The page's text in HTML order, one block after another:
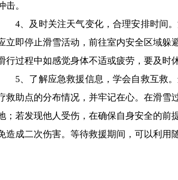
击。
4、及时关注天气变化，合理安排时间
立即停止滑雪活动，前往室内安全区域躲
行过程中如感觉身体不适或疲劳，要及时
5、了解应急救援信息，学会自救互救
救助点的分布情况，并牢记在心。在滑雪
；若发现他人受伤，在确保自身安全的前
造成二次伤害。等待救援期间，可以利用